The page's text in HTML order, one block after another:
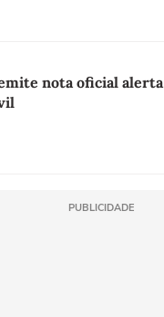
nota oficial alerta
PUBLICIDADE